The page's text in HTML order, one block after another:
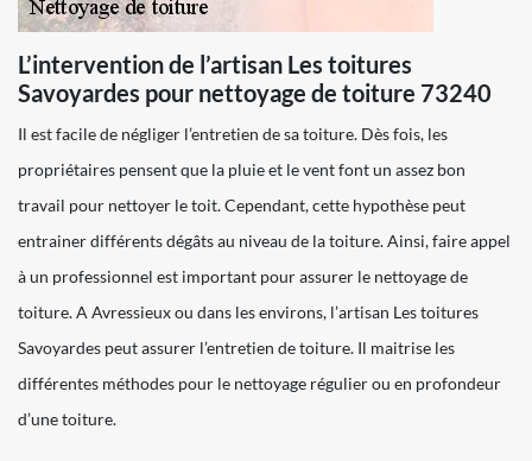
L’intervention de l’artisan Les toitures
Savoyardes pour nettoyage de toiture 73240
Il est facile de négliger l’entretien de sa toiture. Dès fois, les
propriétaires pensent que la pluie et le vent font un assez bon
travail pour nettoyer le toit. Cependant, cette hypothèse peut
entrainer différents dégâts au niveau de la toiture. Ainsi, faire appel
à un professionnel est important pour assurer le nettoyage de
toiture. A Avressieux ou dans les environs, l’artisan Les toitures
Savoyardes peut assurer l’entretien de toiture. Il maitrise les
différentes méthodes pour le nettoyage régulier ou en profondeur
d’une toiture.